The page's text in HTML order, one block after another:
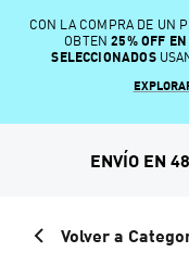
CON LA COMPRA DE UN
OBTEN 25% OFF EN
SELECCIONADOS
ENVÍO EN
Volver a